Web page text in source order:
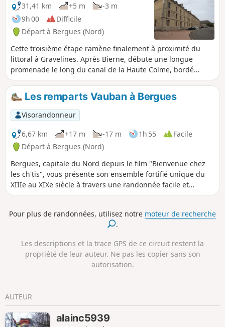
31,41 km
+5 m
-3 m
9h 00
Difficile
Départ à Bergues (Nord)
Cette troisième étape ramène finalement à proximité du
littoral à Gravelines. Après Bierne, débute une longue
promenade le long du canal de la Haute Colme, bordé
d'habitations traditionnelles. Il rejoint ensuite Bourbourg
puis change de direction pour rejoindre Gravelines en
passant par le village de Saint-Georges-sur-l'Aa.
Les remparts Vauban à Bergues
Visorandonneur
6,67 km
+17 m -17 m 1h 55
Facile
Départ à Bergues (Nord)
Bergues, capitale du Nord depuis le film "Bienvenue chez
les ch'tis", vous présente son ensemble fortifié unique du
XIIIe au XIXe siècle à travers une randonnée facile et
patrimoniale.
Pour plus de randonnées, utilisez notre moteur de recherche
.
Les descriptions et la trace GPS de ce circuit restent la
propriété de leur auteur. Ne pas les copier sans son
autorisation.
AUTEUR
alainc5939